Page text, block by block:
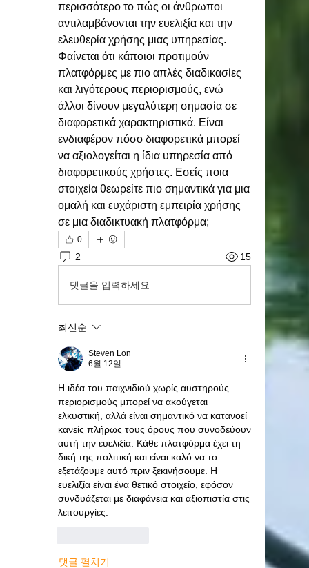
περισσότερο το πώς οι άνθρωποι
αντιλαμβάνονται την ευελιξία και την
ελευθερία χρήσης μιας υπηρεσίας.
Φαίνεται ότι κάποιοι προτιμούν
πλατφόρμες με πιο απλές διαδικασίες
και λιγότερους περιορισμούς, ενώ
άλλοι δίνουν μεγαλύτερη σημασία σε
διαφορετικά χαρακτηριστικά. Είναι
ενδιαφέρον πόσο διαφορετικά μπορεί
να αξιολογείται η ίδια υπηρεσία από
διαφορετικούς χρήστες. Εσείς ποια
στοιχεία θεωρείτε πιο σημαντικά για μια
ομαλή και ευχάριστη εμπειρία χρήσης
σε μια διαδικτυακή πλατφόρμα;
0
2 15
댓글을 입력하세요.
최신순
Steven Lon
6월 12일
Η ιδέα του παιχνιδιού χωρίς αυστηρούς
περιορισμούς μπορεί να ακούγεται
ελκυστική, αλλά είναι σημαντικό να κατανοεί
κανείς πλήρως τους όρους που συνοδεύουν
αυτή την ευελιξία. Κάθε πλατφόρμα έχει τη
δική της πολιτική και είναι καλό να το
εξετάζουμε αυτό πριν ξεκινήσουμε. Η
ευελιξία είναι ένα θετικό στοιχείο, εφόσον
συνδυάζεται με διαφάνεια και αξιοπιστία στις
λειτουργίες.
댓글 펼치기